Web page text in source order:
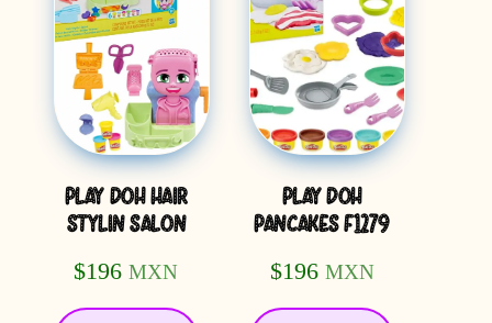
PLAY DOH HAIR
STYLIN SALON
$196 MXN
PLAY DOH
PANCAKES F1279
$196 MXN